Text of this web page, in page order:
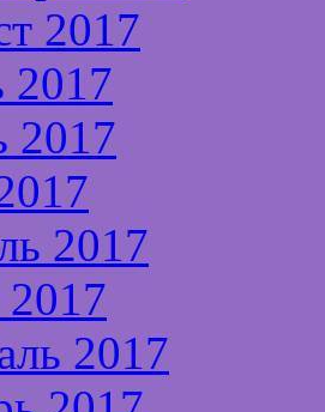
2017
2017
2017